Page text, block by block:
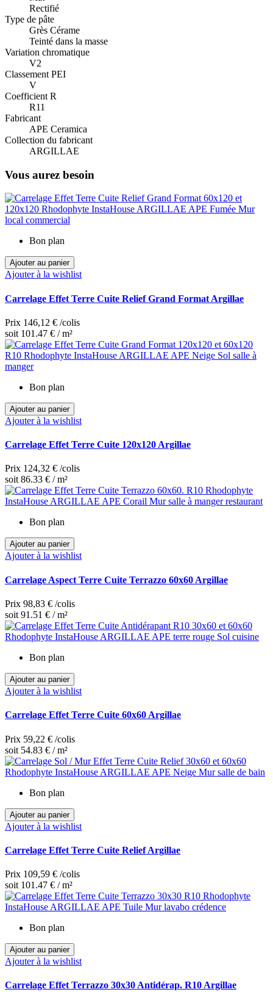
Rectifié
Type de pâte
Grès Cérame
Teinté dans la masse
Variation chromatique
V2
Classement PEI
V
Coefficient R
R11
Fabricant
APE Ceramica
Collection du fabricant
ARGILLAE
Vous aurez besoin
Bon plan
Ajouter au panier
Ajouter à la wishlist
Carrelage Effet Terre Cuite Relief Grand Format Argillae
Prix 146,12 € /colis
soit 101.47 € / m²
Bon plan
Ajouter au panier
Ajouter à la wishlist
Carrelage Effet Terre Cuite 120x120 Argillae
Prix 124,32 € /colis
soit 86.33 € / m²
Bon plan
Ajouter au panier
Ajouter à la wishlist
Carrelage Aspect Terre Cuite Terrazzo 60x60 Argillae
Prix 98,83 € /colis
soit 91.51 € / m²
Bon plan
Ajouter au panier
Ajouter à la wishlist
Carrelage Effet Terre Cuite 60x60 Argillae
Prix 59,22 € /colis
soit 54.83 € / m²
Bon plan
Ajouter au panier
Ajouter à la wishlist
Carrelage Effet Terre Cuite Relief Argillae
Prix 109,59 € /colis
soit 101.47 € / m²
Bon plan
Ajouter au panier
Ajouter à la wishlist
Carrelage Effet Terrazzo 30x30 Antidérap. R10 Argillae